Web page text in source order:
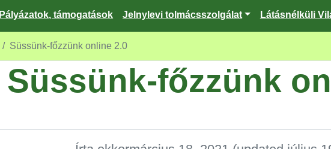
Pályázatok, támogatások Jelnylevi tolmácsszolgálat Látásnélküli
/ Süssünk-főzzünk online 2.0
Süssünk-főzzünk